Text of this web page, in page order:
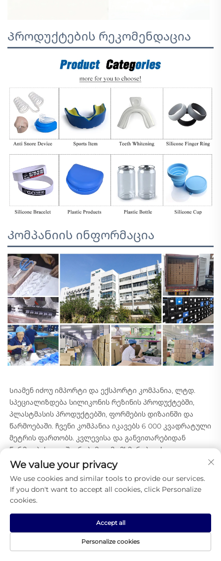
Პროდუქტების რეკომენდაცია
Კომპანიის ინფორმაცია
Სიამენ იძოუ იმპორტი და ექსპორტი კომპანია, ლტდ.
სპეციალიზდება სილიკონის რეზინის პროდუქტებში,
პლასტმასის პროდუქტებში, ფორმების დიზაინში და
წარმოებაში. ჩვენი კომპანია იკავებს 6 000 კვადრატული
მეტრის ფართობს. კვლევისა და განვითარებიდან
წარმოებასა და შეკრებამდე მომხმარებლის
მომსახურებამდე ჩვენ შეგვიძლია ერთი ხაზის
სტანდარტული წარმოების განხორციელება. ჩვენ
მივიღეთ შესანიშნავი შეფასებები ყველა კლიენტისგან
შესანიშნავი ტექნოლოგიის, წამყვანი აღჭურვილობის და
ფართო ასორტიმენტის პროდუქტების წარმოება
ნებისმიერი სხვა მომხმარებლის მოთხოვნების
დასაკმაყოფილებლად.
We value your privacy
We use cookies and similar tools to provide our services.
If you don't want to accept all cookies, click Personalize
cookies.
Personalize cookies
Accept all